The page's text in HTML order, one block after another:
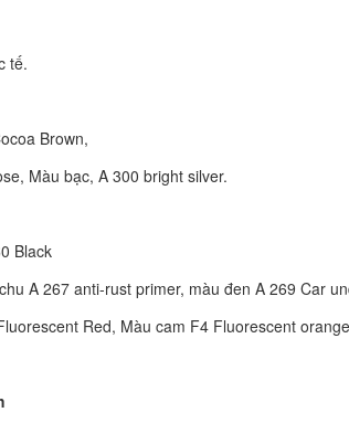
tế.
Brown,
Màu bạc, A 300 bright silver.
Black
A 267 anti-rust primer, màu đen A 269 Car
Red, Màu cam F4 Fluorescent orange